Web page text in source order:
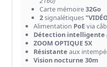
Carte mémoire32Go
2signalétiques
Alimentation PoEvia
Détection intelligente
ZOOM OPTIQUE 5X
Résistante aux
Vision nocturne 30m